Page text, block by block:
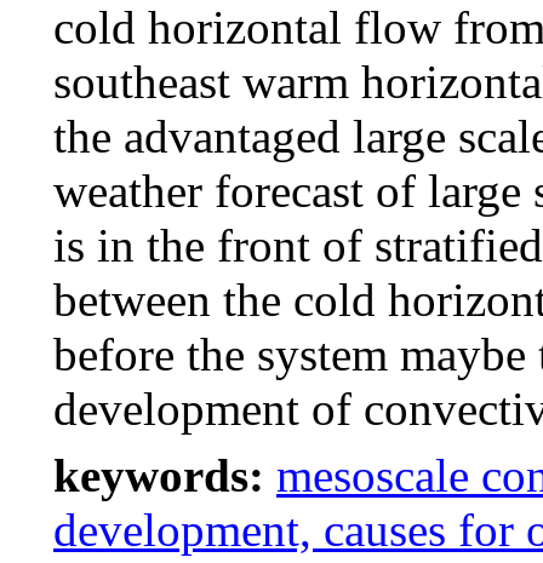
cold horizontal flow
southeast warm
the advantaged large
weather forecast of large
is in the front of
between the cold
before the system
development of
keywords: mesoscale
development, causes for